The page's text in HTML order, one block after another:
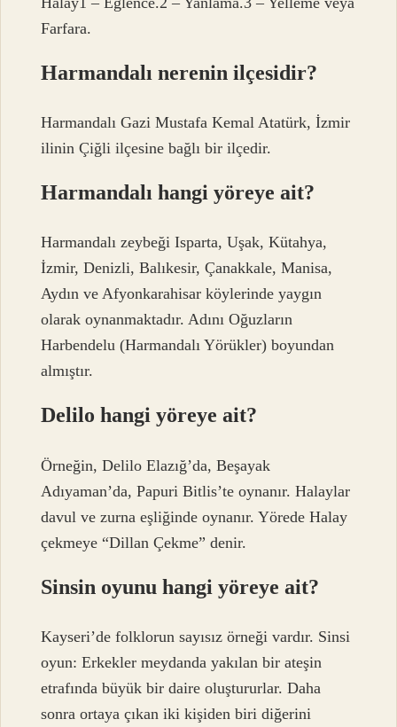
Farfara.
Harmandalı nerenin ilçesidir?
Harmandalı Gazi Mustafa Kemal Atatürk, İzmir
ilinin Çiğli ilçesine bağlı bir ilçedir.
Harmandalı hangi yöreye ait?
Harmandalı zeybeği Isparta, Uşak, Kütahya,
İzmir, Denizli, Balıkesir, Çanakkale, Manisa,
Aydın ve Afyonkarahisar köylerinde yaygın
olarak oynanmaktadır. Adını Oğuzların
Harbendelu (Harmandalı Yörükler) boyundan
almıştır.
Delilo hangi yöreye ait?
Örneğin, Delilo Elazığ’da, Beşayak
Adıyaman’da, Papuri Bitlis’te oynanır. Halaylar
davul ve zurna eşliğinde oynanır. Yörede Halay
çekmeye “Dillan Çekme” denir.
Sinsin oyunu hangi yöreye ait?
Kayseri’de folklorun sayısız örneği vardır. Sinsi
oyun: Erkekler meydanda yakılan bir ateşin
etrafında büyük bir daire oluştururlar. Daha
sonra ortaya çıkan iki kişiden biri diğerini